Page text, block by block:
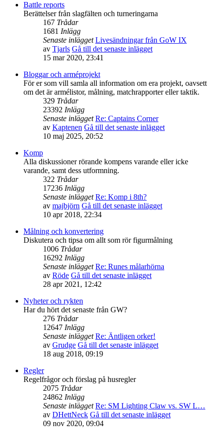
Battle reports
Berättelser från slagfälten och turneringarna
167 Trådar
1681 Inlägg
Senaste inlägget Livesändningar från GoW IX
av Tjarls Gå till det senaste inlägget
15 mar 2020, 23:41
Bloggar och arméprojekt
För er som vill samla all information om era projekt, oavsett
om det är armélistor, målning, matchrapporter eller taktik.
329 Trådar
23392 Inlägg
Senaste inlägget Re: Captains Corner
av Kaptenen Gå till det senaste inlägget
10 maj 2025, 20:52
Komp
Alla diskussioner rörande kompens varande eller icke
varande, samt dess utformning.
322 Trådar
17236 Inlägg
Senaste inlägget Re: Komp i 8th?
av majbjörn Gå till det senaste inlägget
10 apr 2018, 22:34
Målning och konvertering
Diskutera och tipsa om allt som rör figurmålning
1006 Trådar
16292 Inlägg
Senaste inlägget Re: Runes målarhörna
av Röde Gå till det senaste inlägget
28 apr 2021, 12:42
Nyheter och rykten
Har du hört det senaste från GW?
276 Trådar
12647 Inlägg
Senaste inlägget Re: Äntligen orker!
av Grudge Gå till det senaste inlägget
18 aug 2018, 09:19
Regler
Regelfrågor och förslag på husregler
2075 Trådar
24862 Inlägg
Senaste inlägget Re: SM Lighting Claw vs. SW L…
av DHettNeck Gå till det senaste inlägget
09 nov 2020, 09:04